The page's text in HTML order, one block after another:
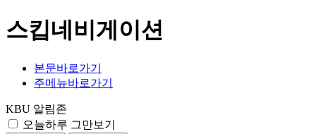
스킵네비게이션
본문바로가기
주메뉴바로가기
KBU 알림존
오늘하루 그만보기